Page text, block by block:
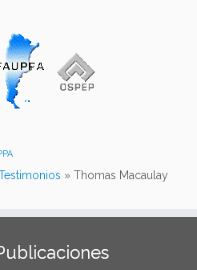
» Thomas Macaulay